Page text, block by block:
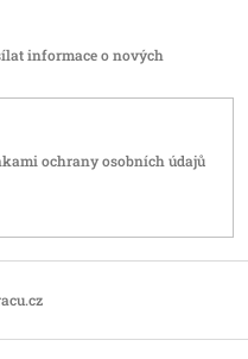
informace o nových
ochrany osobních údajů